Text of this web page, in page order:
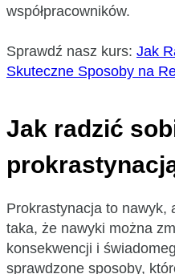
współpracowników.
Sprawdź nasz kurs: Jak
Skuteczne Sposoby na
Jak radzić
Prokrastynacja to nawyk,
taka, że nawyki można
konsekwencji i
sprawdzone sposoby,